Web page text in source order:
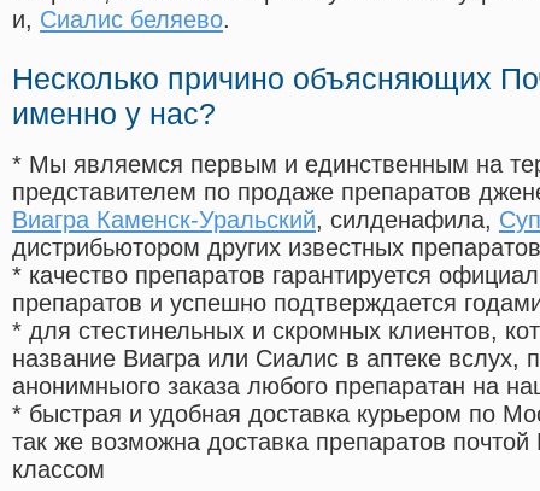
и, Сиалис беляево.
Несколько причино объясняющих
именно у нас?
* Мы являемся первым и единственным на
представителем по продаже препаратов
Виагра Каменск-Уральский, силденафила,
дистрибьютором других известных препаратов
* качество препаратов гарантируется
препаратов и успешно подтверждается
* для стестинельных и скромных клиентов,
название Виагра или Сиалис в аптеке вслух,
анонимныого заказа любого препаратан на
* быстрая и удобная доставка курьером по
так же возможна доставка препаратов
классом